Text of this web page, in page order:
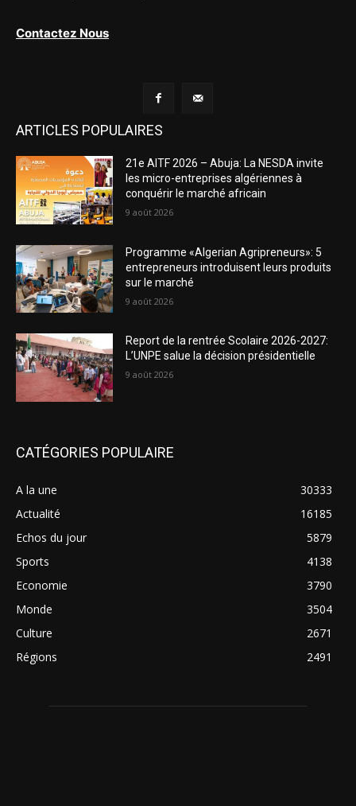
Contactez Nous
ARTICLES POPULAIRES
21e AITF 2026 – Abuja: La NESDA invite
les micro-entreprises algériennes à
conquérir le marché africain
9 août 2026
Programme «Algerian Agripreneurs»: 5
entrepreneurs introduisent leurs produits
sur le marché
9 août 2026
Report de la rentrée Scolaire 2026-2027:
L’UNPE salue la décision présidentielle
9 août 2026
CATÉGORIES POPULAIRE
A la une
30333
Actualité
16185
Echos du jour
5879
Sports
4138
Economie
3790
Monde
3504
Culture
2671
Régions
2491